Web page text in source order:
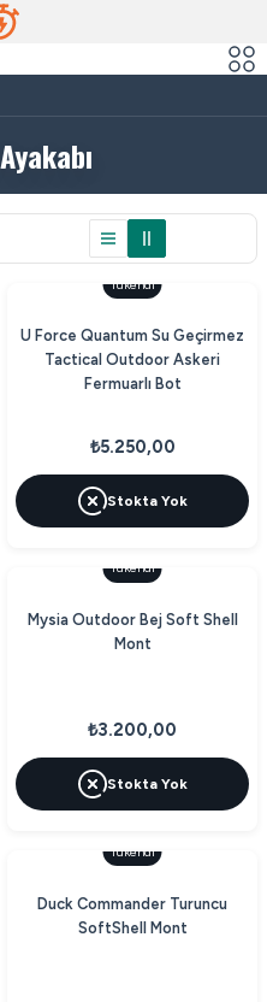
Tükendi
U Force Quantum Su Geçirmez
Tactical Outdoor Askeri
Fermuarlı Bot
₺5.250,00
Stokta Yok
Tükendi
Mysia Outdoor Bej Soft Shell
Mont
₺3.200,00
Stokta Yok
Tükendi
Duck Commander Turuncu
SoftShell Mont